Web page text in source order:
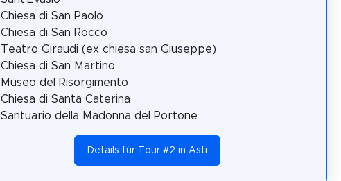
Chiesa di San Paolo
Chiesa di San Rocco
Teatro Giraudi (ex chiesa san Giuseppe)
Chiesa di San Martino
Museo del Risorgimento
Chiesa di Santa Caterina
Santuario della Madonna del Portone
Details für Tour #2 in Asti